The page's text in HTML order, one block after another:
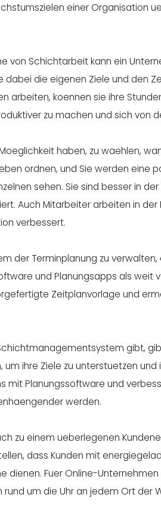
einer Organisation
von Schichtarbeit kann ein
die eigenen Ziele und den
arbeiten, koennen sie ihre
zu machen und sich von
haben, zu waehlen,
ordnen, und Sie werden eine
sehen. Sie sind besser in
Auch Mitarbeiter arbeiten in
verbessert.
der Terminplanung zu
und Planungsapps als weit
Zeitplanvorlage und
gibt,
ihre Ziele zu unterstuetzen
mit Planungssoftware und
werden.
zu einem ueberlegenen
dass Kunden mit
dienen. Fuer Online-
rund um die Uhr an jedem Ort der